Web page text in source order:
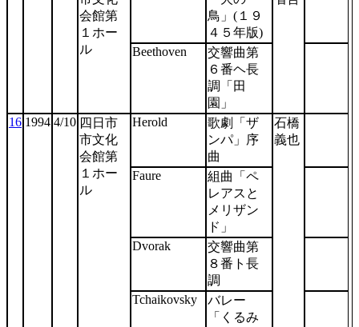
会館第
１ホー
ル
鳥」(１９
４５年版)
Beethoven
交響曲第
６番ヘ長
調「田
園」
16 1994 4/10 四日市
市文化
会館第
１ホー
ル
Herold
歌劇「ザ
ンパ」序
曲
石橋
義也
Faure
組曲「ペ
レアスと
メリザン
ド」
Dvorak
交響曲第
８番ト長
調
Tchaikovsky
バレー
「くるみ